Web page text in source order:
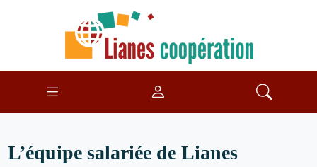
L’équipe salariée de Lianes